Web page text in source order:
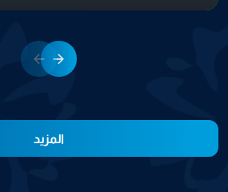
المزيد